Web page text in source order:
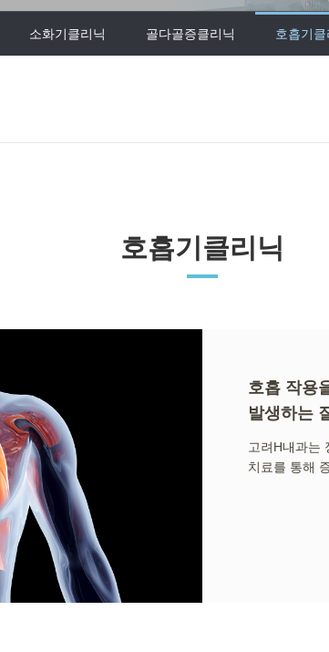
소화기클리닉 골다골증클리닉 호흡기클
호흡기클리닉
호흡 작용
발생하는
고려H내과는
치료를 통해